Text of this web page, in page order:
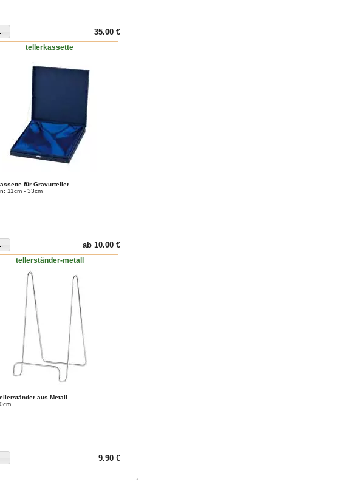
35.00 €
tellerkassette
für Gravurteller
11cm - 33cm
ab 10.00 €
tellerständer-metall
aus Metall
9.90 €